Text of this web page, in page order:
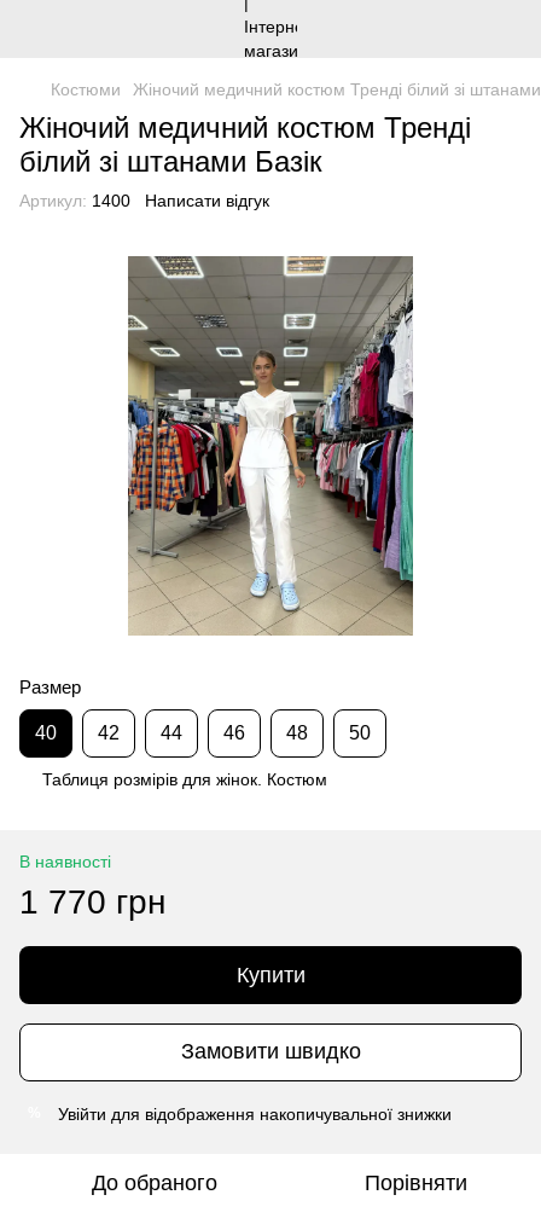
Костюми Жіночий медичний костюм Тренді білий зі штанами
Жіночий медичний костюм Тренді
білий зі штанами Базік
Артикул: 1400 Написати відгук
Размер
40 42 44 46 48 50
Таблиця розмірів для жінок. Костюм
В наявності
1 770 грн
Купити
Замовити швидко
Увійти для відображення накопичувальної знижки
До обраного Порівняти